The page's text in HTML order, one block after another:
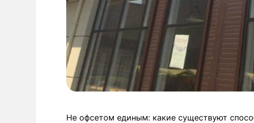
Не офсетом единым: какие существуют